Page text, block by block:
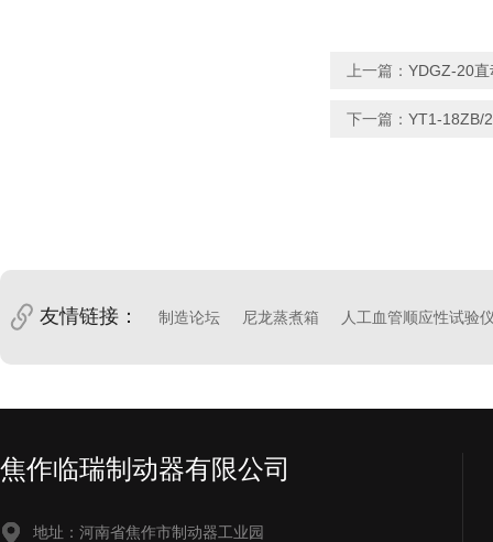
上一篇： YDGZ-20
下一篇： YT1-18ZB/
友情链接： 制造论坛 尼龙蒸煮箱 人工血管顺应性试验
焦作临瑞制动器有限公司
地址：河南省焦作市制动器工业园